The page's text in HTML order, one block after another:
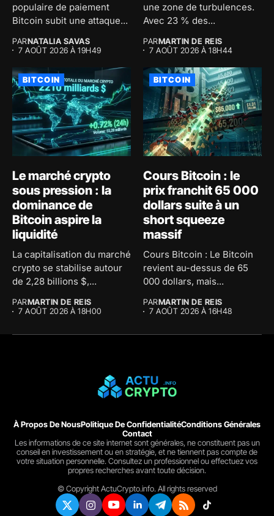
populaire de paiement
Bitcoin subit une attaque...
PARNATALIA SAVAS
7 AOÛT 2026 À 19H49
une zone de turbulences.
Avec 23 % des...
PARMARTIN DE REIS
7 AOÛT 2026 À 18H44
BITCOIN
Le marché crypto
sous pression : la
dominance de
Bitcoin aspire la
liquidité
La capitalisation du marché
crypto se stabilise autour
de 2,28 billions $,...
PARMARTIN DE REIS
7 AOÛT 2026 À 18H00
BITCOIN
Cours Bitcoin : le
prix franchit 65 000
dollars suite à un
short squeeze
massif
Cours Bitcoin : Le Bitcoin
revient au-dessus de 65
000 dollars, mais...
PARMARTIN DE REIS
7 AOÛT 2026 À 16H48
À Propos De NousPolitique De ConfidentialitéConditions Générales
Contact
Les informations de ce site internet sont générales, ne constituent pas un
conseil en investissement ou en stratégie, et ne tiennent pas compte de
votre situation personnelle. Consultez un professionnel ou effectuez vos
propres recherches avant toute décision.
© Copyright ActuCrypto.info. All rights reserved